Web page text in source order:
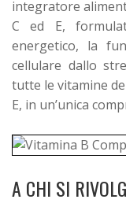
integratore
C ed E,
energetico, la
cellulare dallo
tutte le vitamine
E, in un’unica
A CHI SI